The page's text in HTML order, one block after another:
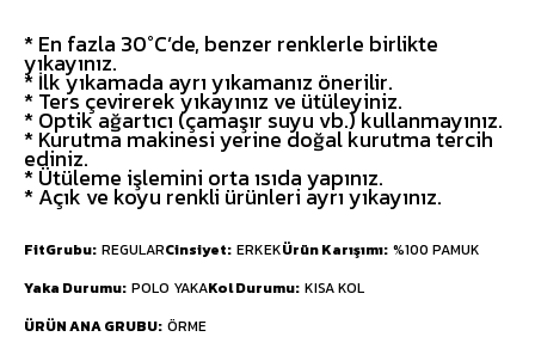
* En fazla 30°C’de, benzer renklerle birlikte
yıkayınız.
* İlk yıkamada ayrı yıkamanız önerilir.
* Ters çevirerek yıkayınız ve ütüleyiniz.
* Optik ağartıcı (çamaşır suyu vb.) kullanmayınız.
* Kurutma makinesi yerine doğal kurutma tercih
ediniz.
* Ütüleme işlemini orta ısıda yapınız.
* Açık ve koyu renkli ürünleri ayrı yıkayınız.
FitGrubu REGULARCinsiyet ERKEKÜrün Karışımı %100 PAMUK
Yaka Durumu POLO YAKAKol Durumu KISA KOL
ÜRÜN ANA GRUBU ÖRME